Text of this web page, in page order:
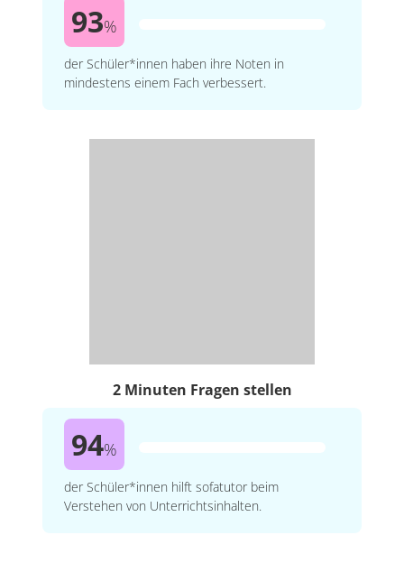
93%
der Schüler*innen haben ihre Noten in
mindestens einem Fach verbessert.
2 Minuten Fragen stellen
94%
der Schüler*innen hilft sofatutor beim
Verstehen von Unterrichtsinhalten.